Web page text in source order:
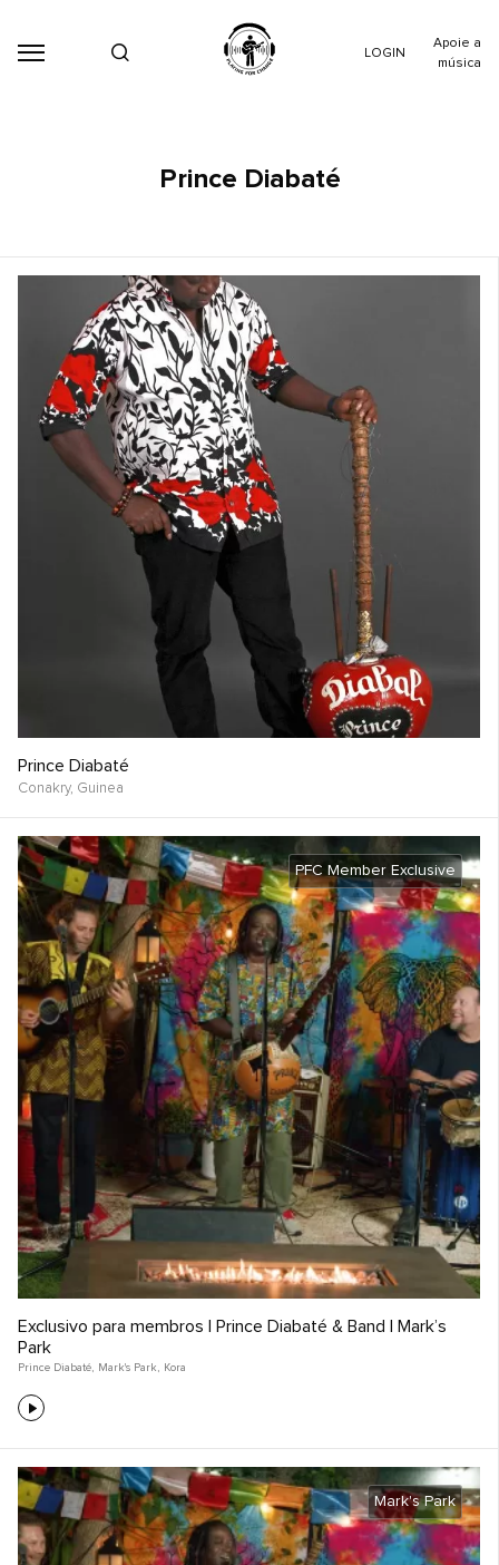
LOGIN
Apoie a
música
Prince Diabaté
Prince Diabaté
Conakry, Guinea
PFC Member Exclusive
Exclusivo para membros | Prince Diabaté & Band | Mark’s
Park
Prince Diabaté, Mark's Park , Kora
Mark's Park